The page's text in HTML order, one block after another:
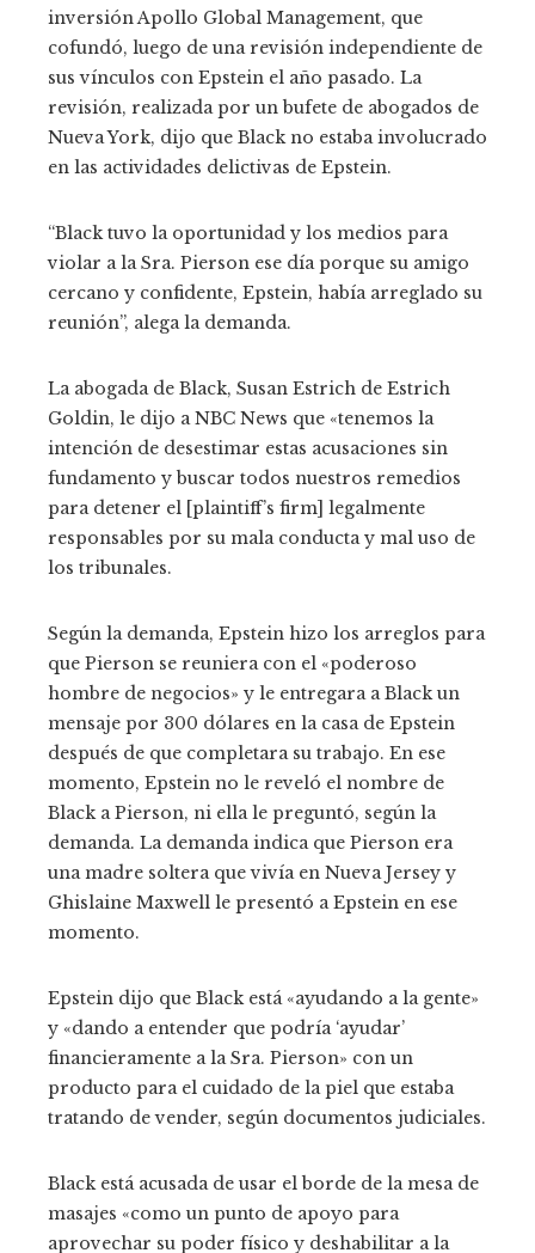
inversión Apollo Global Management, que
cofundó, luego de una revisión independiente de
sus vínculos con Epstein el año pasado. La
revisión, realizada por un bufete de abogados de
Nueva York, dijo que Black no estaba involucrado
en las actividades delictivas de Epstein.
“Black tuvo la oportunidad y los medios para
violar a la Sra. Pierson ese día porque su amigo
cercano y confidente, Epstein, había arreglado su
reunión”, alega la demanda.
La abogada de Black, Susan Estrich de Estrich
Goldin, le dijo a NBC News que «tenemos la
intención de desestimar estas acusaciones sin
fundamento y buscar todos nuestros remedios
para detener el [plaintiff’s firm] legalmente
responsables por su mala conducta y mal uso de
los tribunales.
Según la demanda, Epstein hizo los arreglos para
que Pierson se reuniera con el «poderoso
hombre de negocios» y le entregara a Black un
mensaje por 300 dólares en la casa de Epstein
después de que completara su trabajo. En ese
momento, Epstein no le reveló el nombre de
Black a Pierson, ni ella le preguntó, según la
demanda. La demanda indica que Pierson era
una madre soltera que vivía en Nueva Jersey y
Ghislaine Maxwell le presentó a Epstein en ese
momento.
Epstein dijo que Black está «ayudando a la gente»
y «dando a entender que podría ‘ayudar’
financieramente a la Sra. Pierson» con un
producto para el cuidado de la piel que estaba
tratando de vender, según documentos judiciales.
Black está acusada de usar el borde de la mesa de
masajes «como un punto de apoyo para
aprovechar su poder físico y deshabilitar a la